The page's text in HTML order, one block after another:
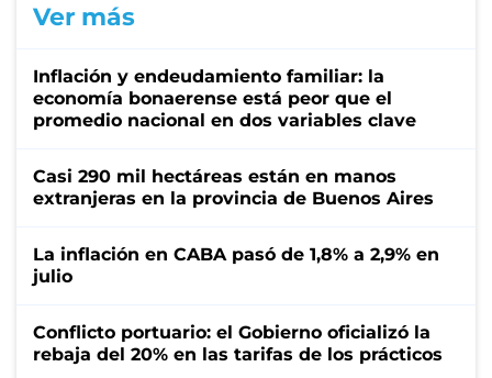
Ver más
Inflación y endeudamiento familiar: la
economía bonaerense está peor que el
promedio nacional en dos variables clave
Casi 290 mil hectáreas están en manos
extranjeras en la provincia de Buenos Aires
La inflación en CABA pasó de 1,8% a 2,9% en
julio
Conflicto portuario: el Gobierno oficializó la
rebaja del 20% en las tarifas de los prácticos